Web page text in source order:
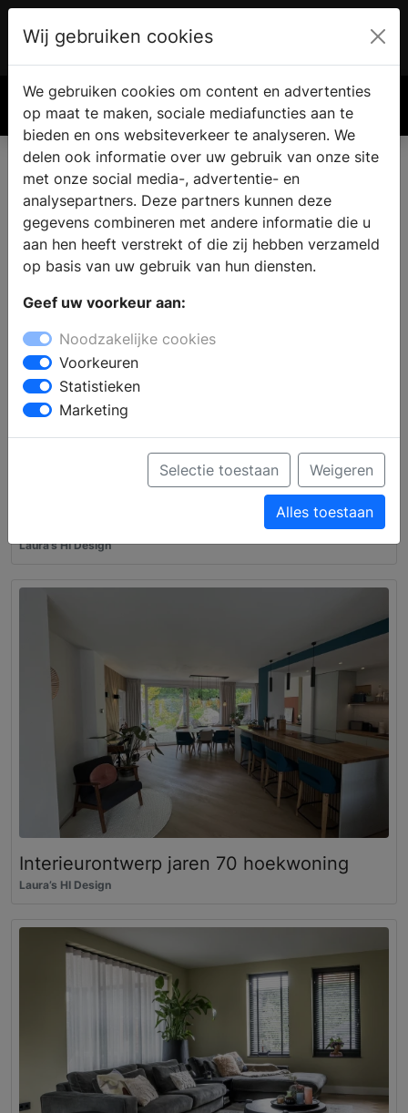
€ 0.00
Projecten
Het kleinste kamertje van het huis
Laura’s HI Design
Interieurontwerp jaren 70 hoekwoning
Laura’s HI Design
Wij gebruiken cookies
We gebruiken cookies om content en advertenties
op maat te maken, sociale mediafuncties aan te
bieden en ons websiteverkeer te analyseren. We
delen ook informatie over uw gebruik van onze site
met onze social media-, advertentie- en
analysepartners. Deze partners kunnen deze
gegevens combineren met andere informatie die u
aan hen heeft verstrekt of die zij hebben verzameld
op basis van uw gebruik van hun diensten.
Geef uw voorkeur aan:
Noodzakelijke cookies
Voorkeuren
Statistieken
Marketing
Selectie toestaan Weigeren
Alles toestaan